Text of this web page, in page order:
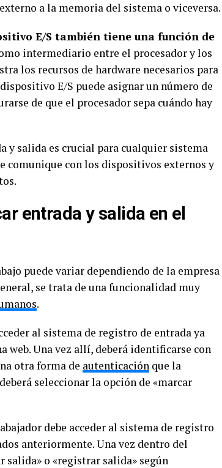
a la memoria del sistema o viceversa.
E/S también tiene una función de
intermediario entre el procesador y los
los recursos de hardware necesarios para
E/S puede asignar un número de
de que el procesador sepa cuándo hay
y salida es crucial para cualquier sistema
comunique con los dispositivos externos y
entrada y salida en el
puede variar dependiendo de la empresa
se trata de una funcionalidad muy
.
al sistema de registro de entrada ya
web. Una vez allí, deberá identificarse con
otra forma de autenticación que la
seleccionar la opción de «marcar
debe acceder al sistema de registro
anteriormente. Una vez dentro del
salida» o «registrar salida» según